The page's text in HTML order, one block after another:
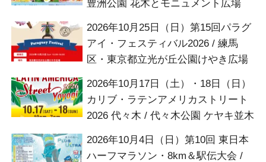
豊洲公園 花木とモニュメント広場
2026年10月25日（日）第15回パラグ
アイ・フェスティバル2026 / 練馬
区・東京都立光が丘公園けやき広場
2026年10月17日（土）・18日（日）
カリブ・ラテンアメリカストリート
2026 代々木 / 代々木公園 ケヤキ並木
2026年10月4日（日）第10回 東日本
ハーフマラソン・8km＆駅伝大会 /